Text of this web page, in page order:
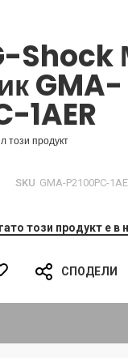
Shock
GMA-
1AER
този продукт
SKU GMA-P2100PC-
този продукт е в
СПОДЕЛИ